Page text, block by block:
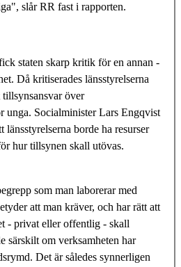
slår RR fast i rapporten.
staten skarp kritik för en annan -
Då kritiserades länsstyrelserna
över
unga. Socialminister Lars Engqvist
länsstyrelserna borde ha resurser
hur tillsynen skall utövas.
som man laborerar med
att man kräver, och har rätt att
- privat eller offentlig - skall
särskilt om verksamheten har
Det är således synnerligen